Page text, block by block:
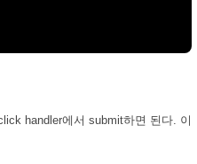
handler에서 submit하면 된다. 이